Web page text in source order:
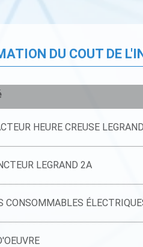
DU COUT DE
HEURE CREUSE
LEGRAND 2A
CONSOMMABLES